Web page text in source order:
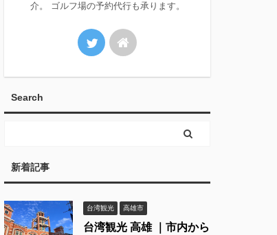
介。 ゴルフ場の予約代行も承ります。
Search
新着記事
台湾観光 高雄市
台湾観光 高雄 ｜市内から